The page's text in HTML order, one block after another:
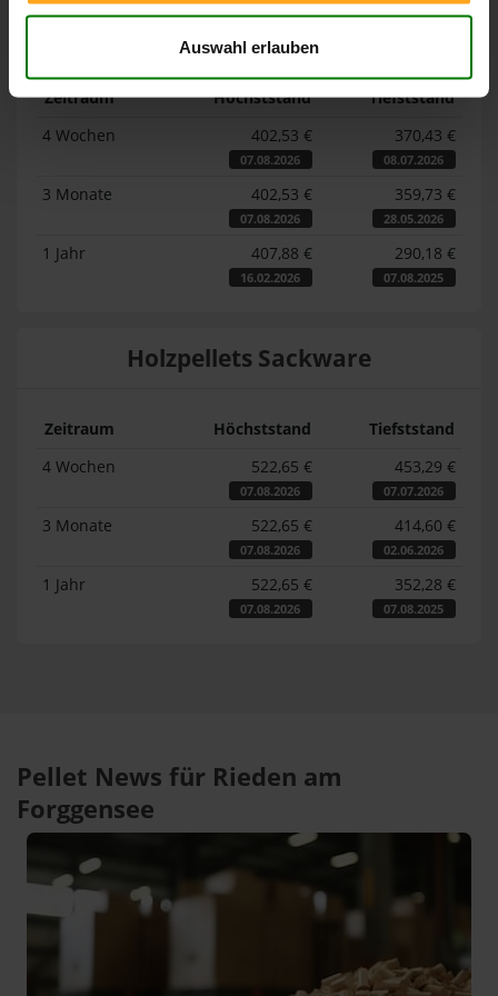
Auswahl erlauben
Lose Holzpellets
Zeitraum Höchststand
Tiefststand
4 Wochen
402,53 €
07.08.2026
370,43 €
08.07.2026
3 Monate 402,53 €
07.08.2026
359,73 €
28.05.2026
1 Jahr 407,88 €
16.02.2026
290,18 €
07.08.2025
Holzpellets Sackware
Zeitraum Höchststand
Tiefststand
4 Wochen
522,65 €
07.08.2026
453,29 €
07.07.2026
3 Monate 522,65 €
07.08.2026
414,60 €
02.06.2026
1 Jahr 522,65 €
07.08.2026
352,28 €
07.08.2025
Pellet News für Rieden am
Forggensee